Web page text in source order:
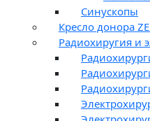
Синускопы
Кресло донора
Радиохиругия и